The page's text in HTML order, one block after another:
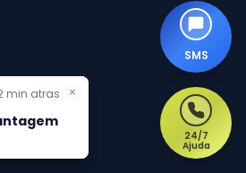
min atras ×
min atras ×
24/7
Ajuda
SMS